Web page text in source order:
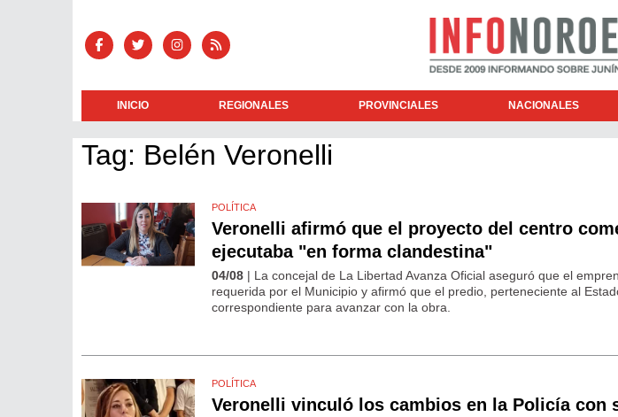
INICIO REGIONALES PROVINCIALES NACIONALES
Tag: Belén Veronelli
POLÍTICA
Veronelli afirmó que el proyecto del centro
ejecutaba "en forma clandestina"
04/08 | La concejal de La Libertad Avanza Oficial aseguró que el
requerida por el Municipio y afirmó que el predio, perteneciente al
correspondiente para avanzar con la obra.
POLÍTICA
Veronelli vinculó los cambios en la Policía con